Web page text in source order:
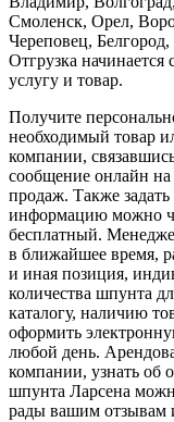
Смоленск, Орел,
Череповец,
Отгрузка начинается
услугу и товар.
Получите
необходимый товар
компании,
сообщение онлайн на
продаж. Также
информацию можно
бесплатный.
в ближайшее время,
и иная позиция,
количества шпунта
каталогу, наличию
оформить
любой день.
компании, узнать об
шпунта Ларсена
рады вашим отзывам